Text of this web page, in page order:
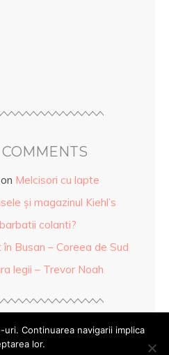
on Melcisori cu lapte
și magazinul Kiehl’s
colanti?
Busan – Coreea de Sud
legii – Trevor Noah
Powered by
Continuarea navigarii implica
lor.